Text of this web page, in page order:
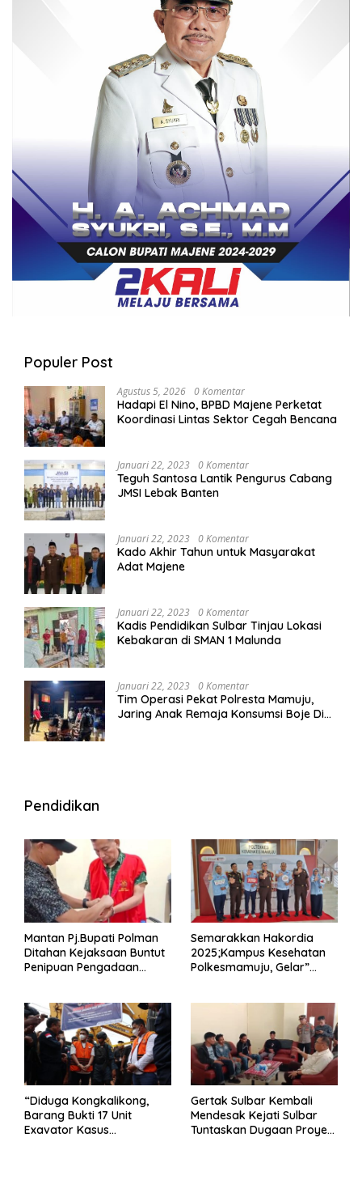
Populer Post
Agustus 5, 2026 0 Komentar
Hadapi El Nino, BPBD Majene Perketat
Koordinasi Lintas Sektor Cegah Bencana
Januari 22, 2023 0 Komentar
Teguh Santosa Lantik Pengurus Cabang
JMSI Lebak Banten
Januari 22, 2023 0 Komentar
Kado Akhir Tahun untuk Masyarakat
Adat Majene
Januari 22, 2023 0 Komentar
Kadis Pendidikan Sulbar Tinjau Lokasi
Kebakaran di SMAN 1 Malunda
Januari 22, 2023 0 Komentar
Tim Operasi Pekat Polresta Mamuju,
Jaring Anak Remaja Konsumsi Boje Di
Pendidikan
Mantan Pj.Bupati Polman
Ditahan Kejaksaan Buntut
Penipuan Pengadaan
Semarakkan Hakordia
2025;Kampus Kesehatan
Polkesmamuju, Gelar”
“Diduga Kongkalikong,
Barang Bukti 17 Unit
Exavator Kasus
Gertak Sulbar Kembali
Mendesak Kejati Sulbar
Tuntaskan Dugaan Proyek